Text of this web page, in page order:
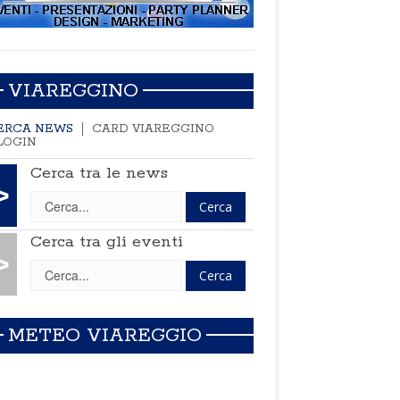
VIAREGGINO
NEWS
CARD VIAREGGINO
Cerca tra le news
Cerca tra gli eventi
METEO VIAREGGIO